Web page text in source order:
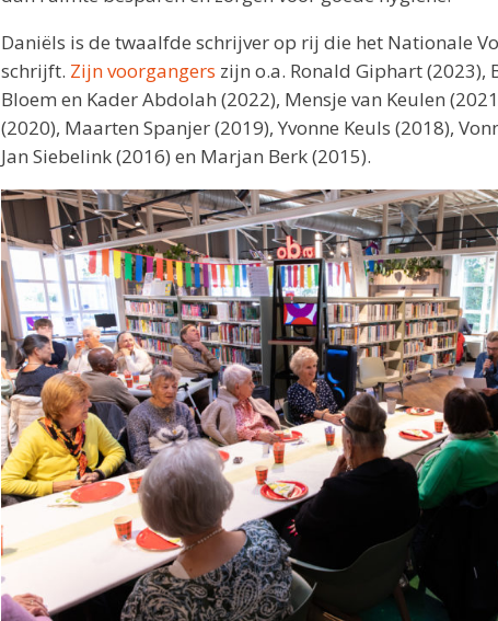
Daniëls is de twaalfde schrijver op rij die het Nationale
schrijft. Zijn voorgangers zijn o.a. Ronald Giphart (2023),
Bloem en Kader Abdolah (2022), Mensje van Keulen
(2020), Maarten Spanjer (2019), Yvonne Keuls (2018),
Jan Siebelink (2016) en Marjan Berk (2015).